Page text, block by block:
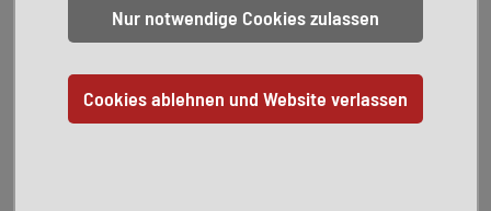
Frontstoßfänger in Wagenfarbe lackiert
Leichtmetallfelgen
Instrumententafel im Techno-Design (Alu)
Nebelscheinwerfer mit Abbiegelicht